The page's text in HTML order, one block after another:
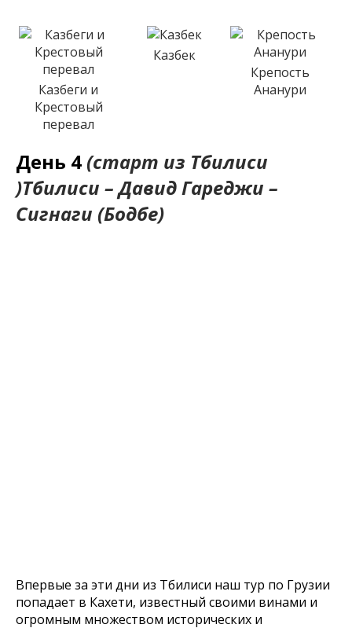
Казбеги и
Крестовый
перевал
Казбек
Крепость
Ананури
День 4 (старт из Тбилиси
)Тбилиси – Давид Гареджи –
Сигнаги (Бодбе)
Впервые за эти дни из Тбилиси наш тур по Грузии
попадает в Кахети, известный своими винами и
огромным множеством исторических и